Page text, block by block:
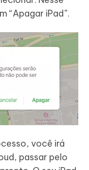
“Apagar iPad”.
você irá
passar pelo